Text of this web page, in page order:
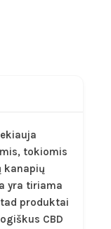
tokiomis
kanapių
yra tiriama
produktai
CBD